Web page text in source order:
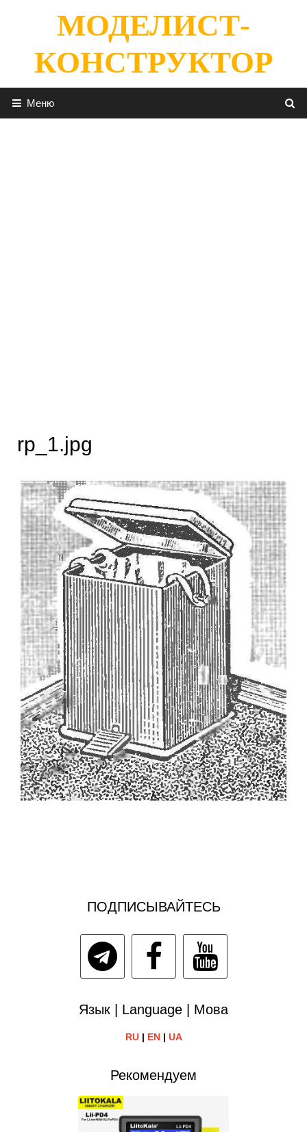
содержимомуМОДЕЛИСТ-
КОНСТРУКТОР
Меню
rp_1.jpg
ПОДПИСЫВАЙТЕСЬ
Язык | Language | Мова
RU| EN| UA
Рекомендуем